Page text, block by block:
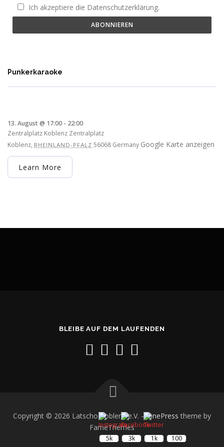
Ich akzeptiere die Datenschutzerklärung.
Punkerkaraoke
13. August @ 17:00 - 22:00
Zentralplatz Koblenz Zentralplatz
Koblenz, RHEINLAND-PFALZ 56068 Germany Google Karte anzeigen
Learn More
BLEIBE AUF DEM LAUFENDEN
Copyright © 2026 Latscho Koblenz e.V. –OnePress theme by
FameThemes
5k 3k 1k 100